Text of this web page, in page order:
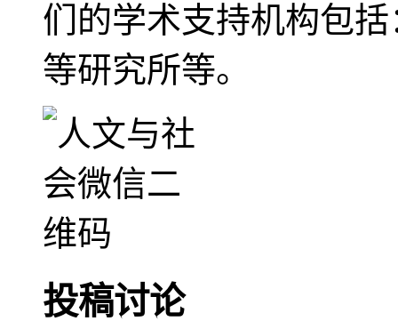
们的学术支持机构包
等研究所等。
投稿讨论